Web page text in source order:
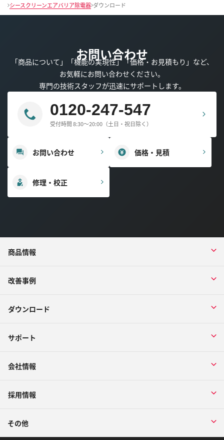
シースクリーンエアバリア除電器 ダウンロード
お問い合わせ
「商品について」「機能の実現性」「価格・お見積もり」など、
お気軽にお問い合わせください。
専門の技術スタッフが迅速にサポートします。
0120-247-547
受付時間 8:30～20:00（土日・祝日除く）
お問い合わせ 価格・見積
修理・校正
商品情報
改善事例
ダウンロード
サポート
会社情報
採用情報
その他